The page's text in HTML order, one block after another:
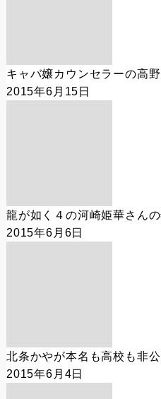
キャバ嬢カウンセラーの高
2015年6月15日
龍が如く４の河崎姫華さん
2015年6月6日
北条かやが本名も高校も非
2015年6月4日